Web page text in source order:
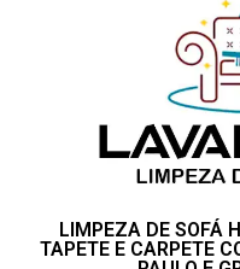
LIMPEZA DE SOFÁ
TAPETE E CARPETE